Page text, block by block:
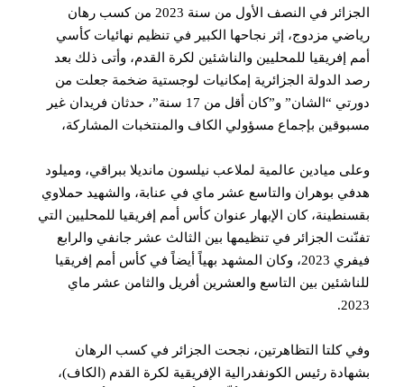
الجزائر في النصف الأول من سنة 2023 من كسب رهان
مزدوج، إثر نجاحها الكبير في تنظيم نهائيات كأسي
إفريقيا للمحليين والناشئين لكرة القدم، وأتى ذلك بعد
الدولة الجزائرية إمكانيات لوجستية ضخمة جعلت من
دورتي “الشان” و”كان أقل من 17 سنة”، حدثان فريدان غير
بإجماع مسؤولي الكاف والمنتخبات المشاركة،
ميادين عالمية لملاعب نيلسون مانديلا ببراقي، وميلود
بوهران والتاسع عشر ماي في عنابة، والشهيد حملاوي
كان الإبهار عنوان كأس أمم إفريقيا للمحليين التي
الجزائر في تنظيمها بين الثالث عشر جانفي والرابع
فيفري 2023، وكان المشهد بهياً أيضاً في كأس أمم إفريقيا
بين التاسع والعشرين أفريل والثامن عشر ماي
كلتا التظاهرتين، نجحت الجزائر في كسب الرهان
رئيس الكونفدرالية الإفريقية لكرة القدم (الكاف)،